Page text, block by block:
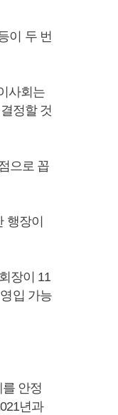
이 두 번
사회는
정할 것
으로 꼽
장이
장이 11
입 가능
안정
년과